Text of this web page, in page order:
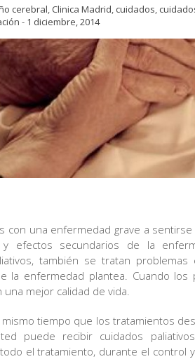
cerebral, Clinica Madrid, cuidados,
- 1 diciembre, 2014
con una enfermedad grave a
efectos secundarios de la
también se tratan problemas
la enfermedad plantea. Cuando los
mejor calidad de vida.
tiempo que los tratamientos
puede recibir cuidados
el tratamiento, durante el control